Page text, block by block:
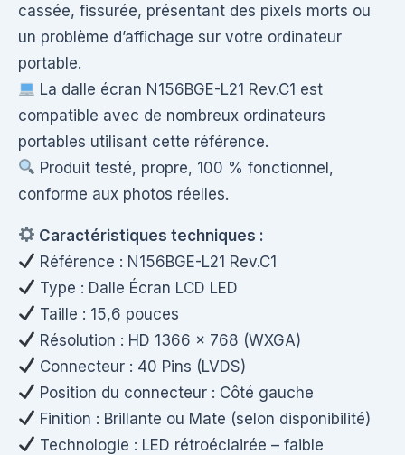
cassée, fissurée, présentant des pixels morts ou
un problème d’affichage sur votre ordinateur
portable.
La dalle écran N156BGE-L21 Rev.C1 est
compatible avec de nombreux ordinateurs
portables utilisant cette référence.
Produit testé, propre, 100 % fonctionnel,
conforme aux photos réelles.
Caractéristiques techniques :
Référence : N156BGE-L21 Rev.C1
Type : Dalle Écran LCD LED
Taille : 15,6 pouces
Résolution : HD 1366 × 768 (WXGA)
Connecteur : 40 Pins (LVDS)
Position du connecteur : Côté gauche
Finition : Brillante ou Mate (selon disponibilité)
Technologie : LED rétroéclairée – faible